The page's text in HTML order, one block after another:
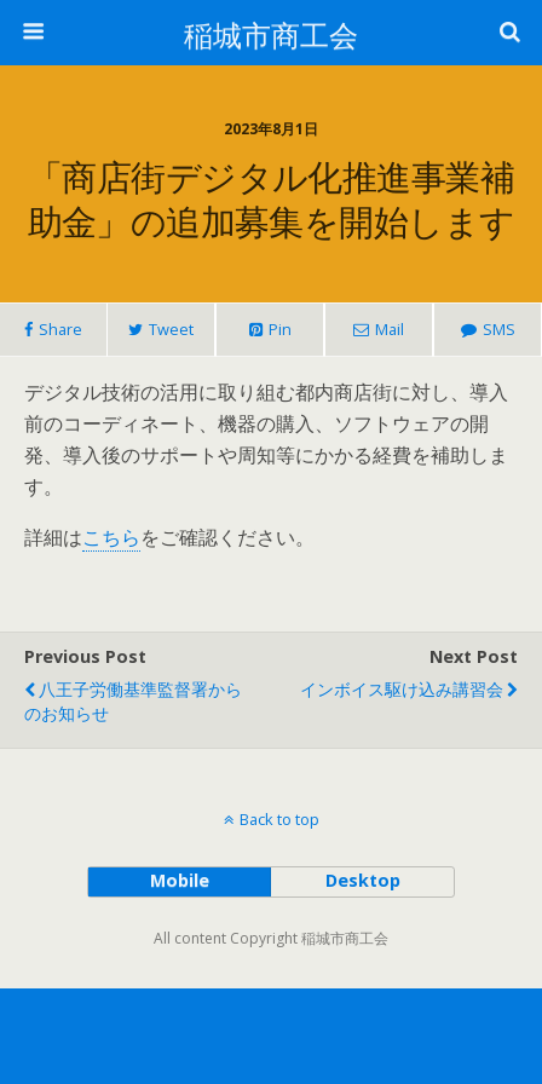
稲城市商工会
2023年8月1日
「商店街デジタル化推進事業補
助金」の追加募集を開始します
Share Tweet Pin Mail SMS
デジタル技術の活用に取り組む都内商店街に対し、導入
前のコーディネート、機器の購入、ソフトウェアの開
発、導入後のサポートや周知等にかかる経費を補助しま
す。
詳細はこちらをご確認ください。
Previous Post
八王子労働基準監督署から
のお知らせ
Next Post
インボイス駆け込み講習会
Back to top
Mobile Desktop
All content Copyright 稲城市商工会